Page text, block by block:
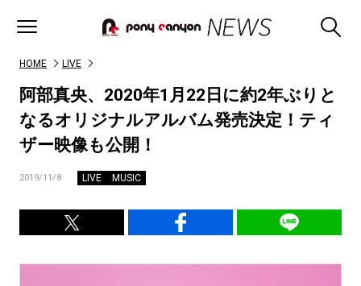
HOME LIVE
阿部真央、2020年1月22日に約2年ぶりと
なるオリジナルアルバム発売決定！ティ
ザー映像も公開！
2019/11/8 LIVE MUSIC